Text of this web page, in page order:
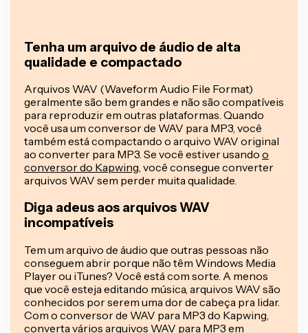
Tenha um arquivo de áudio de alta
qualidade e compactado
Arquivos WAV (Waveform Audio File Format)
geralmente são bem grandes e não são compatíveis
para reproduzir em outras plataformas. Quando
você usa um conversor de WAV para MP3, você
também está compactando o arquivo WAV original
ao converter para MP3. Se você estiver usando o
conversor do Kapwing, você consegue converter
arquivos WAV sem perder muita qualidade.
Diga adeus aos arquivos WAV
incompatíveis
Tem um arquivo de áudio que outras pessoas não
conseguem abrir porque não têm Windows Media
Player ou iTunes? Você está com sorte. A menos
que você esteja editando música, arquivos WAV são
conhecidos por serem uma dor de cabeça pra lidar.
Com o conversor de WAV para MP3 do Kapwing,
converta vários arquivos WAV para MP3 em